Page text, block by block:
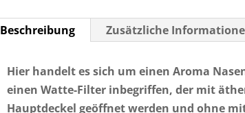
Beschreibung Zusätzliche
Hier handelt es sich um einen Aroma
einen Watte-Filter inbegriffen, der mit
Hauptdeckel geöffnet werden und ohne